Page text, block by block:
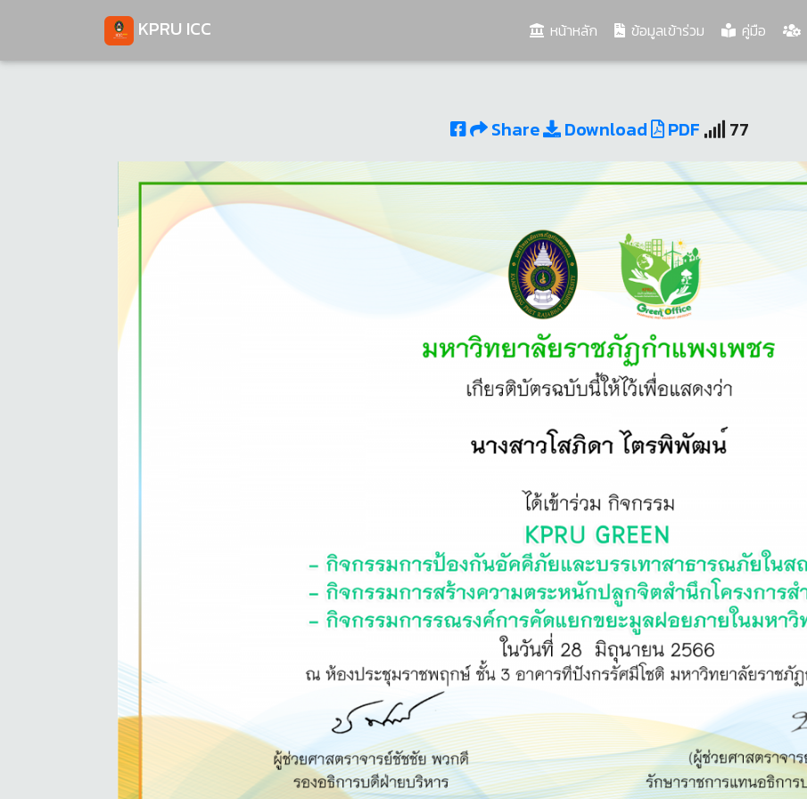
KPRU ICC หน้าหลัก(current)ข้อมูลเข้าร่วม คู่มือ
Share Download PDF 77